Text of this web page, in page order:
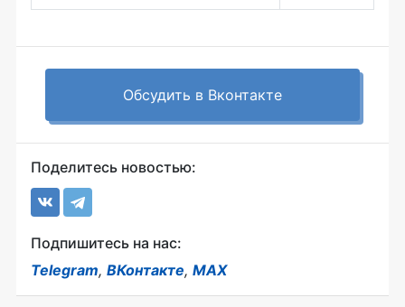
Обсудить в Вконтакте
Поделитесь новостью:
Подпишитесь на нас:
Telegram, ВКонтакте, MAX